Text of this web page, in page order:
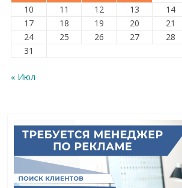
10
11 12 13 14
17
18 19 20 21
24
25 26 27 28
31
« Июл